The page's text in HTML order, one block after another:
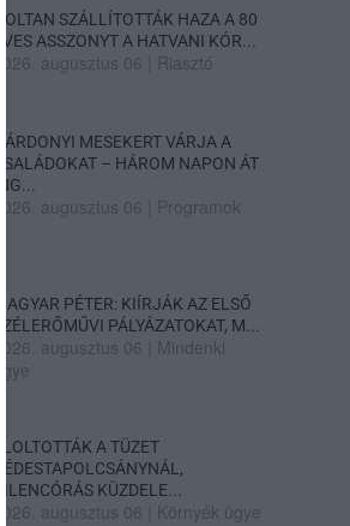
HOLTAN SZÁLLÍTOTTÁK HAZA A 80
ÉVES ASSZONYT A HATVANI KÓR...
2026. augusztus 06 Riasztó
GÁRDONYI MESEKERT VÁRJA A
CSALÁDOKAT – HÁROM NAPON ÁT
ING...
2026. augusztus 06 Programok
MAGYAR PÉTER: KIÍRJÁK AZ ELSŐ
SZÉLERŐMŰVI PÁLYÁZATOKAT, M...
2026. augusztus 06
Mindenki
ügye
ELOLTOTTÁK A TÜZET
DÉDESTAPOLCSÁNYNÁL,
KILENCÓRÁS KÜZDELE...
2026. augusztus 06 Környék ügye